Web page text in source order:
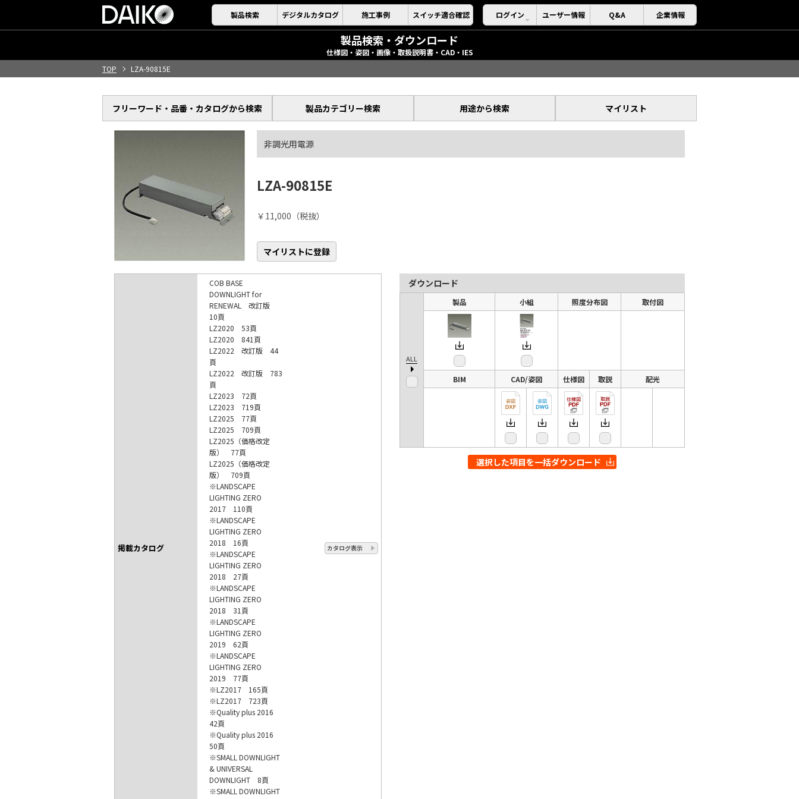
製品検索 デジタルカタログ 施工事例 スイッチ適合確認 ログイン ユーザー情報 Q&A 企業情報
製品検索・ダウンロード
仕様図・姿図・画像・取扱説明書・CAD・IES
TOP
LZA-90815E
フリーワード・品番・ カタログから検索 製品カテゴリー検索 用途から検索 マイリスト
非調光用電源
LZA-90815E
￥11,000（税抜）
マイリストに登録
掲載カタログ
COB BASE
DOWNLIGHT for
RENEWAL 改訂版
10頁
LZ2020 53頁
LZ2020 841頁
LZ2022 改訂版 44
頁
LZ2022 改訂版 783
頁
LZ2023 72頁
LZ2023 719頁
LZ2025 77頁
LZ2025 709頁
LZ2025（価格改定
版） 77頁
LZ2025（価格改定
版） 709頁
※LANDSCAPE
LIGHTING ZERO
2017 110頁
※LANDSCAPE
LIGHTING ZERO
2018 16頁
※LANDSCAPE
LIGHTING ZERO
2018 27頁
※LANDSCAPE
LIGHTING ZERO
2018 31頁
※LANDSCAPE
LIGHTING ZERO
2019 62頁
※LANDSCAPE
LIGHTING ZERO
2019 77頁
※LZ2017 165頁
※LZ2017 723頁
※Quality plus 2016
42頁
※Quality plus 2016
50頁
※SMALL DOWNLIGHT
& UNIVERSAL
DOWNLIGHT 8頁
※SMALL DOWNLIGHT
カタログ表示
ダウンロード
ALL
製品 小組 照度分布図 取付図
BIM CAD/姿図 仕様図 取説 配光
選択した項目を一括ダウンロード